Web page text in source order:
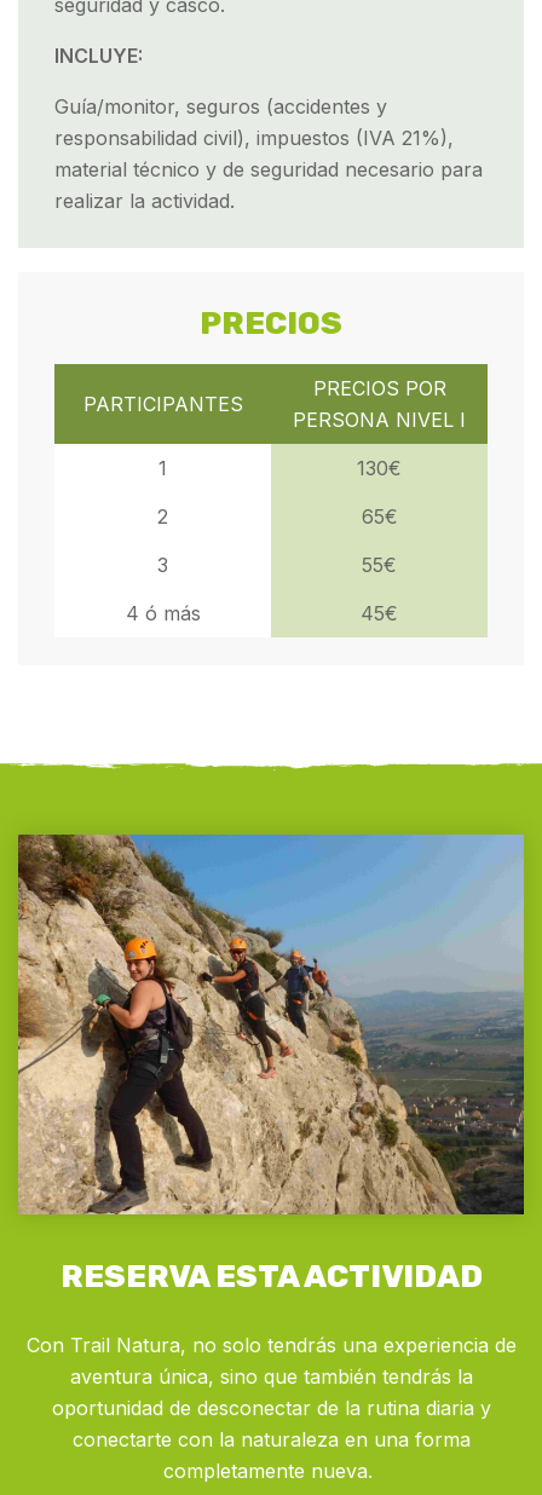
seguridad y casco.
INCLUYE:
Guía/monitor, seguros (accidentes y
responsabilidad civil), impuestos (IVA 21%),
material técnico y de seguridad necesario para
realizar la actividad.
PRECIOS
PARTICIPANTES
PRECIOS POR
PERSONA NIVEL I
1
130€
2
65€
3
55€
4 ó más
45€
RESERVA ESTA ACTIVIDAD
Con Trail Natura, no solo tendrás una experiencia de
aventura única, sino que también tendrás la
oportunidad de desconectar de la rutina diaria y
conectarte con la naturaleza en una forma
completamente nueva.